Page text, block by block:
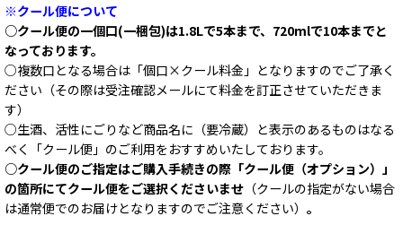
※クール便について
○クール便の一個口(一梱包)は1.8Lで5本まで、720mlで10本までと
なっております。
○複数口となる場合は「個口×クール料金」となりますのでご了承く
ださい（その際は受注確認メールにて料金を訂正させていただきま
す）
○生酒、活性にごりなど商品名に（要冷蔵）と表示のあるものはなる
べく「クール便」のご利用をおすすめいたしております。
○クール便のご指定はご購入手続きの際「クール便（オプション）」
の箇所にてクール便をご選択くださいませ （クールの指定がない場合
は通常便でのお届けとなりますのでご注意ください） 。